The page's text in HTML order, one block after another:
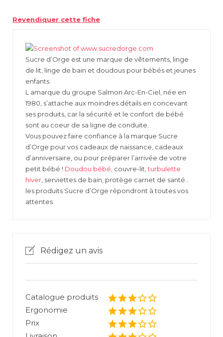
Revendiquer cette fiche
Sucre d’Orge est une marque de vêtements, linge
de lit, linge de bain et doudous pour bébés et jeunes
enfants.
L amarque du groupe Salmon Arc-En-Ciel, née en
1980, s’attache aux moindres détails en concevant
ses produits, car la sécurité et le confort de bébé
sont au coeur de sa ligne de conduite.
Vous pouvez faire confiance à la marque Sucre
d’Orge pour vos cadeaux de naissance, cadeaux
d’anniversaire, ou pour préparer l’arrivée de votre
petit bébé ! Doudou bébé , couvre-lit,turbulette
hiver , serviettes de bain, protège carnet de santé…
les produits Sucre d’Orge répondront à toutes vos
attentes
Rédigez un avis
Catalogue produits
Ergonomie
Prix